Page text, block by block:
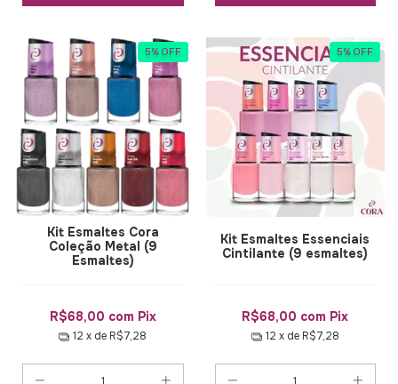
5% OFF
Kit Esmaltes Cora
Coleção Metal (9
Esmaltes)
R$68,00 com Pix
12 x de R$7,28
5% OFF
Kit Esmaltes Essenciais
Cintilante (9 esmaltes)
R$68,00 com Pix
12 x de R$7,28